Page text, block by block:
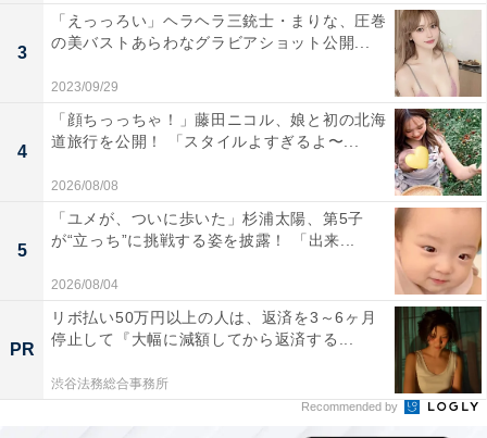
3
「えっっろい」ヘラヘラ三銃士・まりな、圧巻
の美バストあらわなグラビアショット公開...
2023/09/29
4
「顔ちっっちゃ！」藤田ニコル、娘と初の北海
道旅行を公開！ 「スタイルよすぎるよ〜...
2026/08/08
5
「ユメが、ついに歩いた」杉浦太陽、第5子
が“立っち”に挑戦する姿を披露！ 「出来...
2026/08/04
PR
リボ払い50万円以上の人は、返済を3～6ヶ月
停止して『大幅に減額してから返済する...
渋谷法務総合事務所
Recommended by